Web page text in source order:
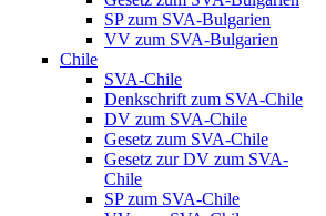
SP zum SVA-Bulgarien
VV zum SVA-Bulgarien
Chile
SVA-Chile
Denkschrift zum SVA-Chile
DV zum SVA-Chile
Gesetz zum SVA-Chile
Gesetz zur DV zum SVA-
Chile
SP zum SVA-Chile